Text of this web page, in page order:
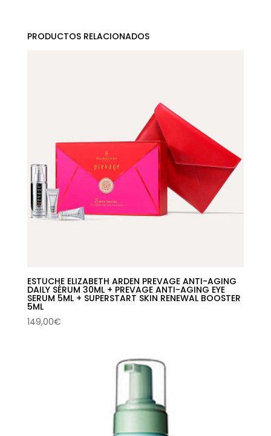
PRODUCTOS RELACIONADOS
ESTUCHE ELIZABETH ARDEN PREVAGE ANTI-AGING
DAILY SÉRUM 30ML + PREVAGE ANTI-AGING EYE
SERUM 5ML + SUPERSTART SKIN RENEWAL BOOSTER
5ML
149,00€